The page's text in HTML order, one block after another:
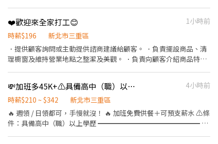
算 【休假方式】：週休二日(週六視訂單配合加班) ✅勞健團保 ✅勞
退6% ✅可日領、週領 ✅冷氣廠房 🌸本公司職缺均不收取介紹費、
代辦費、轉介費等任何費用，請求職者安心詢問。🌸
❤️歡迎來全家打工😊
1小時前
時薪$196
新北市三重區
．提供顧客詢問或主動提供諮商建議給顧客。 ．負責擺設商品、清
理櫥窗及維持營業地點之整潔及美觀。 ．負責向顧客介紹商品特
💸加班多45K+⚠️具備高中（職）以上學歷
4小時前
時薪$210 ~ $342
新北市三重區
🔥 週領 / 日領都可，手慢就沒！ 🔥 加班免費供餐＋可預支薪水 ⚠️條
件：具備高中（職）以上學歷 ━━━━━━━━━━━━━━━ 👑